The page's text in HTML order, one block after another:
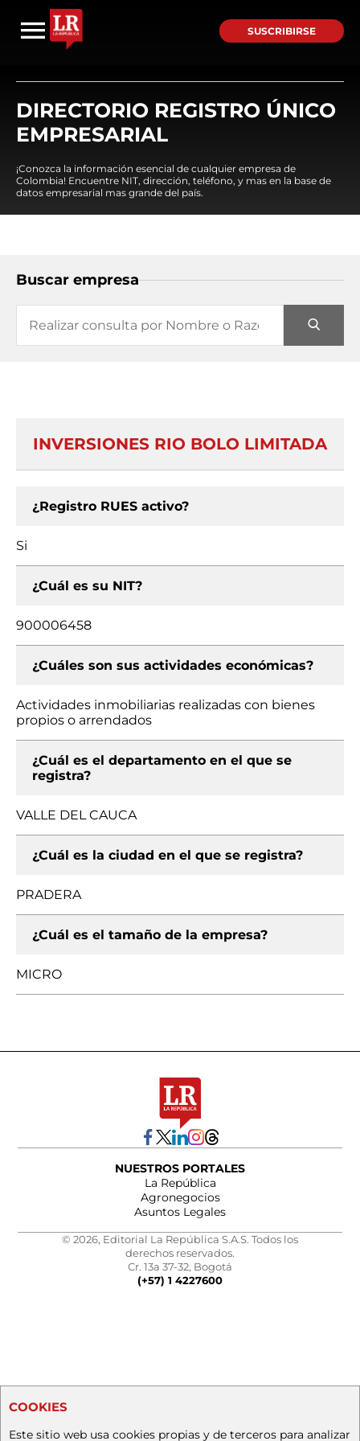
SUSCRIBIRSE
DIRECTORIO REGISTRO ÚNICO
EMPRESARIAL
¡Conozca la información esencial de cualquier empresa de
Colombia! Encuentre NIT, dirección, teléfono, y mas en la base de
datos empresarial mas grande del país.
Buscar empresa
INVERSIONES RIO BOLO LIMITADA
¿Registro RUES activo?
Si
¿Cuál es su NIT?
900006458
¿Cuáles son sus actividades económicas?
Actividades inmobiliarias realizadas con bienes
propios o arrendados
¿Cuál es el departamento en el que se
registra?
VALLE DEL CAUCA
¿Cuál es la ciudad en el que se registra?
PRADERA
¿Cuál es el tamaño de la empresa?
MICRO
NUESTROS PORTALES
La República
Agronegocios
Asuntos Legales
© 2026, Editorial La República S.A.S. Todos los
derechos reservados.
Cr. 13a 37-32, Bogotá
(+57) 1 4227600
COOKIES
Este sitio web usa cookies propias y de terceros para analizar